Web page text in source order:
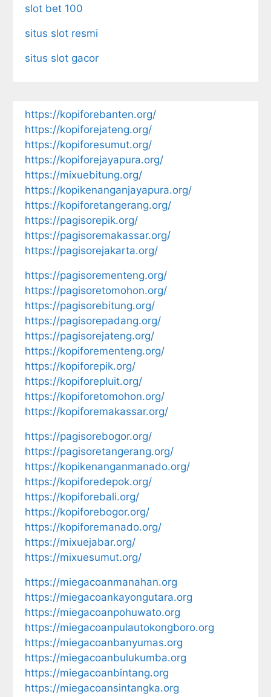
slot bet 100
situs slot resmi
situs slot gacor
https://kopiforebanten.org/
https://kopiforejateng.org/
https://kopiforesumut.org/
https://kopiforejayapura.org/
https://mixuebitung.org/
https://kopikenanganjayapura.org/
https://kopiforetangerang.org/
https://pagisorepik.org/
https://pagisoremakassar.org/
https://pagisorejakarta.org/
https://pagisorementeng.org/
https://pagisoretomohon.org/
https://pagisorebitung.org/
https://pagisorepadang.org/
https://pagisorejateng.org/
https://kopiforementeng.org/
https://kopiforepik.org/
https://kopiforepluit.org/
https://kopiforetomohon.org/
https://kopiforemakassar.org/
https://pagisorebogor.org/
https://pagisoretangerang.org/
https://kopikenanganmanado.org/
https://kopiforedepok.org/
https://kopiforebali.org/
https://kopiforebogor.org/
https://kopiforemanado.org/
https://mixuejabar.org/
https://mixuesumut.org/
https://miegacoanmanahan.org
https://miegacoankayongutara.org
https://miegacoanpohuwato.org
https://miegacoanpulautokongboro.org
https://miegacoanbanyumas.org
https://miegacoanbulukumba.org
https://miegacoanbintang.org
https://miegacoansintangka.org